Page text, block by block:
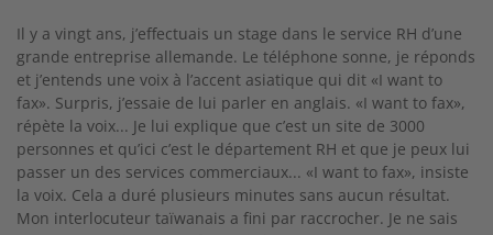
Il y a vingt ans, j’effectuais un stage dans le service RH d’une
grande entreprise allemande. Le téléphone sonne, je réponds
et j’entends une voix à l’accent asiatique qui dit «I want to
fax». Surpris, j’essaie de lui parler en anglais. «I want to fax»,
répète la voix... Je lui explique que c’est un site de 3000
personnes et qu’ici c’est le département RH et que je peux lui
passer un des services commerciaux... «I want to fax», insiste
la voix. Cela a duré plusieurs minutes sans aucun résultat.
Mon interlocuteur taïwanais a fini par raccrocher. Je ne sais